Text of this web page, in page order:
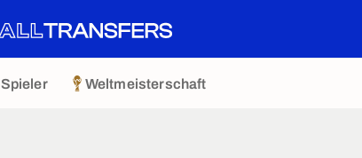
Spieler Weltmeisterschaft